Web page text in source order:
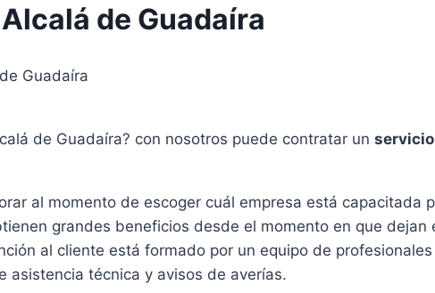
de Guadaíra
Guadaíra
de Guadaíra? con nosotros puede contratar un
al momento de escoger cuál empresa está capacitada
grandes beneficios desde el momento en que dejan
al cliente está formado por un equipo de
técnica y avisos de averías.